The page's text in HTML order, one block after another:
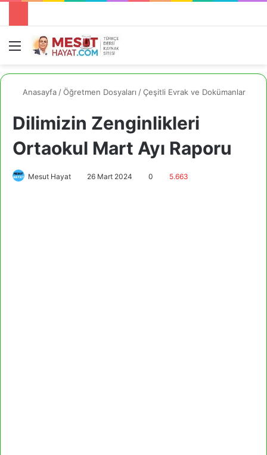
Menü
Anasayfa /Öğretmen Dosyaları /Çeşitli Evrak ve Dokümanlar
Dilimizin Zenginlikleri
Ortaokul Mart Ayı Raporu
Mesut Hayat 26 Mart 2024 0 5.663